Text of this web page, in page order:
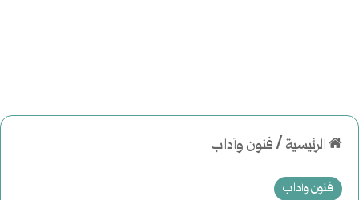
الرئيسية /فنون وآداب
فنون وآداب